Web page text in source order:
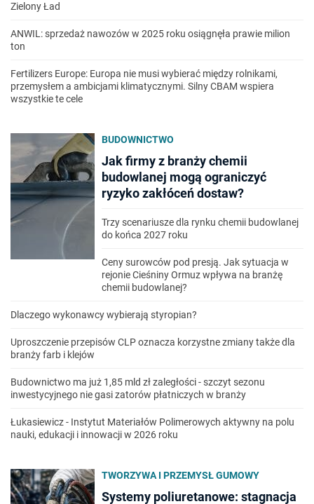
Zielony Ład
ANWIL: sprzedaż nawozów w 2025 roku osiągnęła prawie milion
ton
Fertilizers Europe: Europa nie musi wybierać między rolnikami,
przemysłem a ambicjami klimatycznymi. Silny CBAM wspiera
wszystkie te cele
BUDOWNICTWO
Jak firmy z branży chemii
budowlanej mogą ograniczyć
ryzyko zakłóceń dostaw?
Trzy scenariusze dla rynku chemii budowlanej
do końca 2027 roku
Ceny surowców pod presją. Jak sytuacja w
rejonie Cieśniny Ormuz wpływa na branżę
chemii budowlanej?
Dlaczego wykonawcy wybierają styropian?
Uproszczenie przepisów CLP oznacza korzystne zmiany także dla
branży farb i klejów
Budownictwo ma już 1,85 mld zł zaległości - szczyt sezonu
inwestycyjnego nie gasi zatorów płatniczych w branży
Łukasiewicz - Instytut Materiałów Polimerowych aktywny na polu
nauki, edukacji i innowacji w 2026 roku
TWORZYWA I PRZEMYSŁ GUMOWY
Systemy poliuretanowe: stagnacja